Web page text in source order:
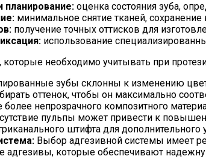
планирование: оценка состояния зуба,
минимальное снятие тканей,
получение точных оттисков для
использование
необходимо учитывать при
зубы склонны к изменению
оттенок, чтобы он максимально
более непрозрачного композитного
пульпы может привести к
штифта для
Выбор адгезивной системы имеет
адгезивы, которые обеспечивают